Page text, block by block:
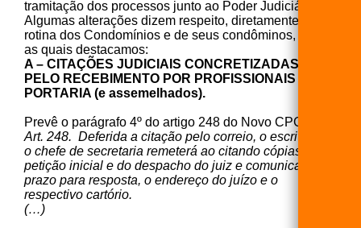
tramitação dos processos junto ao Poder Judiciário.
Algumas alterações dizem respeito, diretamente, à
rotina dos Condomínios e de seus condôminos, dentre
as quais destacamos:
A – CITAÇÕES JUDICIAIS CONCRETIZADAS
PELO RECEBIMENTO POR PROFISSIONAIS DA
PORTARIA (e assemelhados).
Prevê o parágrafo 4º do artigo 248 do Novo CPC:
Art. 248. Deferida a citação pelo correio, o escrivão ou
o chefe de secretaria remeterá ao citando cópias da
petição inicial e do despacho do juiz e comunicará o
prazo para resposta, o endereço do juízo e o
respectivo cartório.
(…)